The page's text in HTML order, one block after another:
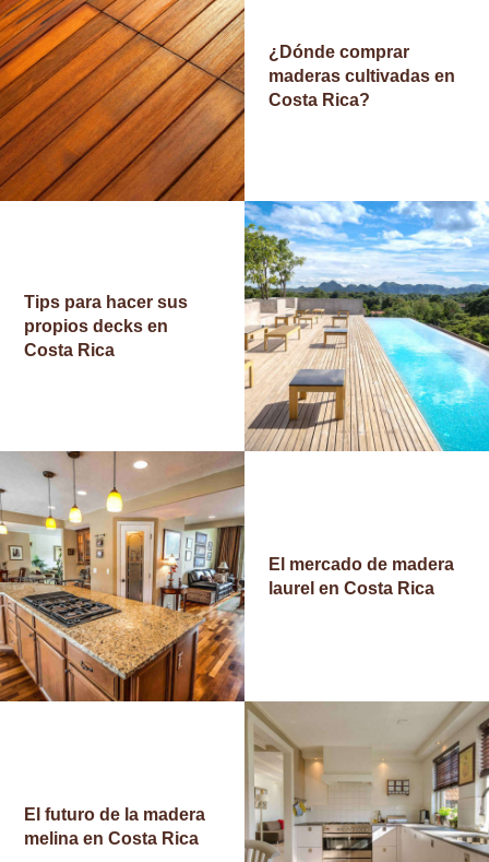
R
O
S
C
A
T
R
V
I
C
I
O
S
I
¿Dónde comprar
maderas cultivadas en
Costa Rica?
Tips para hacer sus
propios decks en
Costa Rica
El mercado de madera
laurel en Costa Rica
El futuro de la madera
melina en Costa Rica